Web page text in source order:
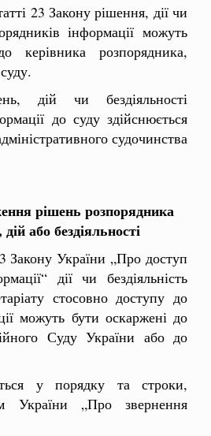
23 Закону рішення, дії чи
інформації можуть
керівника розпорядника,
дій чи бездіяльності
до суду здійснюється
судочинства
рішень розпорядника
або бездіяльності
Закону України „Про доступ
дії чи бездіяльність
стосовно доступу до
можуть бути оскаржені до
Суду України або до
у порядку та строки,
України „Про звернення